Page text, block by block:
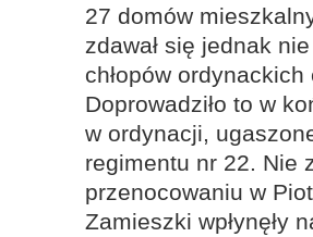
27 domów
zdawał się jednak
chłopów
Doprowadziło to w
w ordynacji,
regimentu nr 22. Nie
przenocowaniu w
Zamieszki wpłynęły